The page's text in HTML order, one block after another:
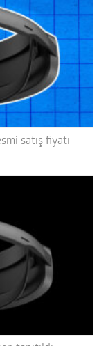
satış fiyatı